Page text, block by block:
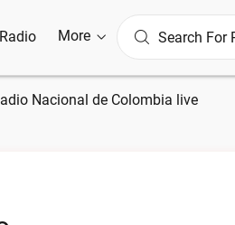
More
Nacional de Colombia live